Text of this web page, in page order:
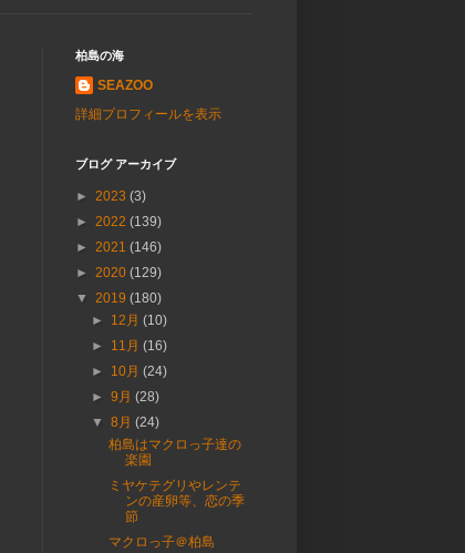
柏島の海
SEAZOO
詳細プロフィールを表示
ブログ アーカイブ
► 2023 (3)
► 2022 (139)
► 2021 (146)
► 2020 (129)
▼ 2019 (180)
► 12月(10)
► 11月(16)
► 10月(24)
►9月(28)
▼8月(24)
柏島はマクロっ子達の
楽園
ミヤケテグリやレンテ
ンの産卵等、恋の季
節
マクロっ子＠柏島